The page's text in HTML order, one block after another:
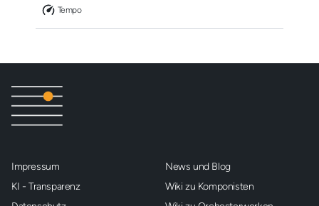
Tempo
Impressum
KI - Transparenz
News und Blog
Wiki zu Komponisten